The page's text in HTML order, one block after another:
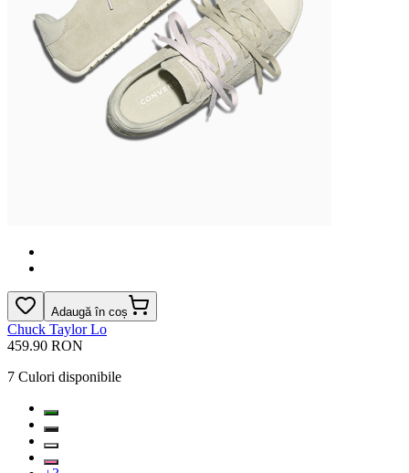
Adaugă în coș
Chuck Taylor Lo
459.90 RON
7 Culori disponibile